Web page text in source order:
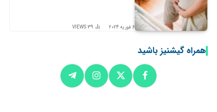
6 فوریه 2024 39
VIEWS
همراه گیشنیز باشید